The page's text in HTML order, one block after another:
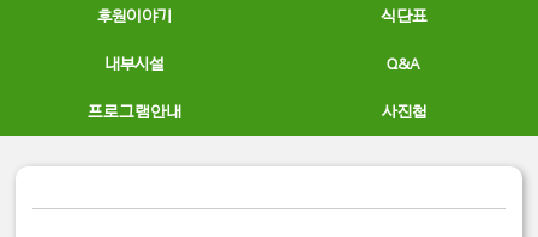
후원이야기 식단표
내부시설 Q&A
프로그램안내 사진첩